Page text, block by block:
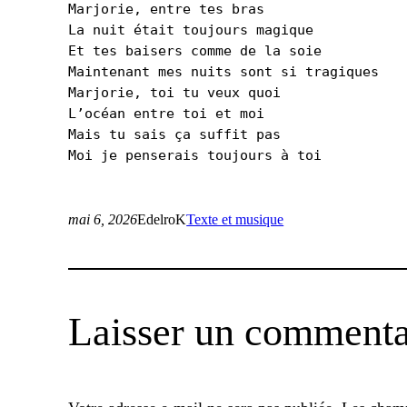
Marjorie, entre tes bras
La nuit était toujours magique
Et tes baisers comme de la soie
Maintenant mes nuits sont si tragiques
Marjorie, toi tu veux quoi
L’océan entre toi et moi
Mais tu sais ça suffit pas
Moi je penserais toujours à toi
mai 6, 2026EdelroKTexte et musique
Laisser un